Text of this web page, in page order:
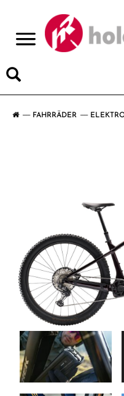
FAHRRÄDER